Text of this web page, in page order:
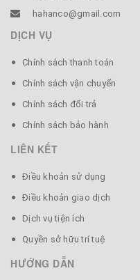
hahanco@gmail.com
DỊCH VỤ
Chính sách thanh toán
Chính sách vận chuyển
Chính sách đổi trả
Chính sách bảo hành
LIÊN KẾT
Điều khoản sử dụng
Điều khoản giao dịch
Dịch vụ tiện ích
Quyền sở hữu trí tuệ
HƯỚNG DẪN